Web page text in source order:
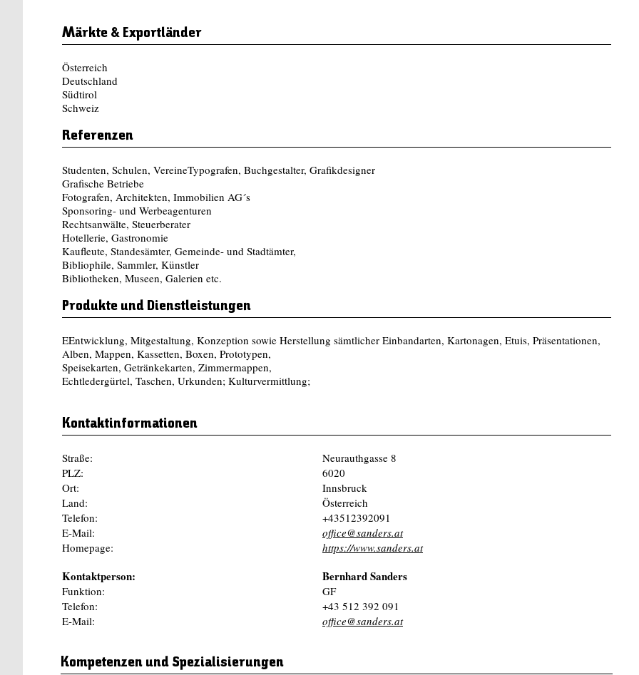
Märkte & Exportländer
Österreich
Deutschland
Südtirol
Schweiz
Referenzen
Studenten, Schulen, VereineTypografen, Buchgestalter, Grafikdesigner
Grafische Betriebe
Fotografen, Architekten, Immobilien AG´s
Sponsoring- und Werbeagenturen
Rechtsanwälte, Steuerberater
Hotellerie, Gastronomie
Kaufleute, Standesämter, Gemeinde- und Stadtämter,
Bibliophile, Sammler, Künstler
Bibliotheken, Museen, Galerien etc.
Produkte und Dienstleistungen
EEntwicklung, Mitgestaltung, Konzeption sowie Herstellung sämtlicher Einbandarten, Kartonagen, Etuis, Präsentationen,
Alben, Mappen, Kassetten, Boxen, Prototypen,
Speisekarten, Getränkekarten, Zimmermappen,
Echtledergürtel, Taschen, Urkunden; Kulturvermittlung;
Kontaktinformationen
Straße:
Neurauthgasse 8
PLZ:
6020
Ort:
Innsbruck
Land:
Österreich
Telefon:
+43512392091
E-Mail:
office@sanders.at
Homepage:
https://www.sanders.at
Kontaktperson: Bernhard Sanders
Funktion:
GF
Telefon:
+43 512 392 091
E-Mail:
office@sanders.at
Kompetenzen und Spezialisierungen